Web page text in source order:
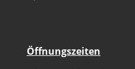
Öffnungszeiten